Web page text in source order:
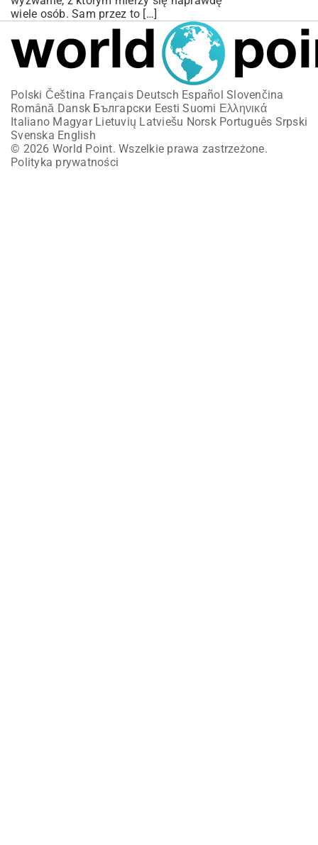
wiele osób. Sam przez to […]
Polski Čeština Français Deutsch Español Slovenčina
Română Dansk Български Eesti Suomi Ελληνικά
Italiano Magyar Lietuvių Latviešu Norsk Português Srpski
Svenska English
© 2026 World Point. Wszelkie prawa zastrzeżone.
Polityka prywatności